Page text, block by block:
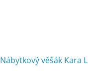
Nábytkový věšák Kara L